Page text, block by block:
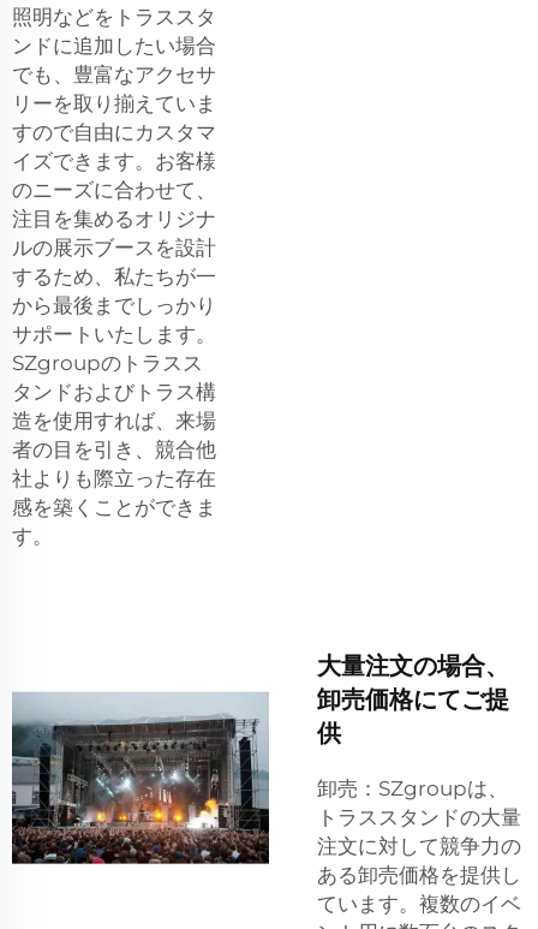
照明などをトラススタ
ンドに追加したい場合
でも、豊富なアクセサ
リーを取り揃えていま
すので自由にカスタマ
イズできます。お客様
のニーズに合わせて、
注目を集めるオリジナ
ルの展示ブースを設計
するため、私たちが一
から最後までしっかり
サポートいたします。
SZgroupのトラスス
タンドおよびトラス構
造を使用すれば、来場
者の目を引き、競合他
社よりも際立った存在
感を築くことができま
す。
大量注文の場合、
卸売価格にてご提
供
卸売：SZgroupは、
トラススタンドの大量
注文に対して競争力の
ある卸売価格を提供し
ています。複数のイベ